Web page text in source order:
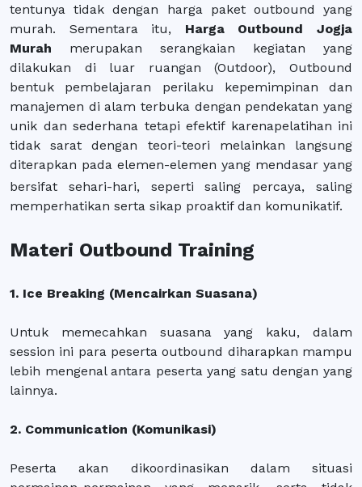
tentunya tidak dengan harga paket outbound yang
murah. Sementara itu, Harga Outbound Jogja
Murah merupakan serangkaian kegiatan yang
dilakukan di luar ruangan (Outdoor), Outbound
bentuk pembelajaran perilaku kepemimpinan dan
manajemen di alam terbuka dengan pendekatan yang
unik dan sederhana tetapi efektif karenapelatihan ini
tidak sarat dengan teori-teori melainkan langsung
diterapkan pada elemen-elemen yang mendasar yang
bersifat
sehari-hari, seperti saling percaya, saling
memperhatikan serta sikap proaktif dan komunikatif.
Materi Outbound Training
1. Ice Breaking (Mencairkan Suasana)
Untuk memecahkan suasana yang kaku, dalam
session ini para peserta outbound diharapkan mampu
lebih mengenal antara peserta yang satu dengan yang
lainnya.
2. Communication (Komunikasi)
Peserta akan dikoordinasikan dalam situasi